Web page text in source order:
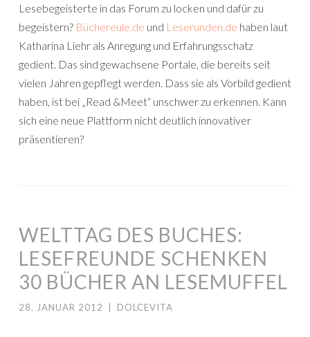
Lesebegeisterte in das Forum zu locken und dafür zu
begeistern? Büchereule.de und Leserunden.de haben laut
Katharina Liehr als Anregung und Erfahrungsschatz
gedient. Das sind gewachsene Portale, die bereits seit
vielen Jahren gepflegt werden. Dass sie als Vorbild gedient
haben, ist bei „Read &Meet“ unschwer zu erkennen. Kann
sich eine neue Plattform nicht deutlich innovativer
präsentieren?
WELTTAG DES BUCHES:
LESEFREUNDE SCHENKEN
30 BÜCHER AN LESEMUFFEL
28. JANUAR 2012 DOLCEVITA